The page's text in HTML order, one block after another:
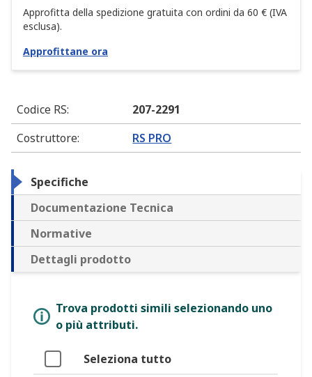
Approfitta della spedizione gratuita con ordini da 60 € (IVA
esclusa).
Approfittane ora
Codice RS:
207-2291
Costruttore: RS PRO
Specifiche
Documentazione Tecnica
Normative
Dettagli prodotto
Trova prodotti simili selezionando uno
o più attributi.
Seleziona tutto